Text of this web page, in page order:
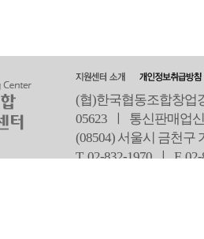
(협)한국협동조합창업
05623 ㅣ 통신판매업
(08504) 서울시 금천구
T 02-832-1970 ㅣF